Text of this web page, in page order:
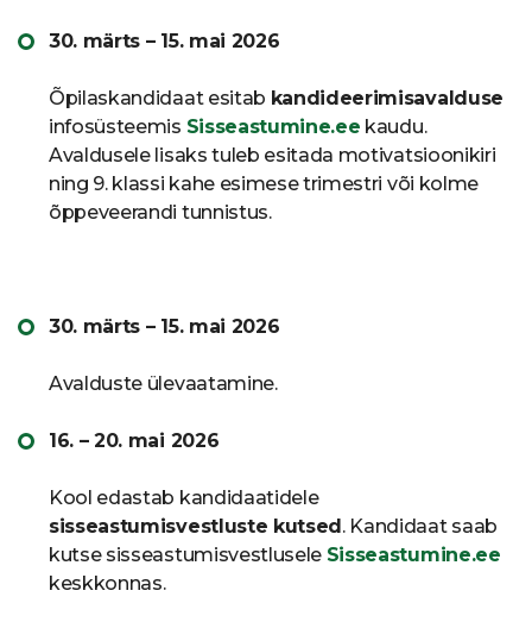
30. märts – 15. mai 2026
Õpilaskandidaat esitab kandideerimisavalduse
infosüsteemis Sisseastumine.ee kaudu.
Avaldusele lisaks tuleb esitada motivatsioonikiri
ning 9. klassi kahe esimese trimestri või kolme
õppeveerandi tunnistus.
30. märts – 15. mai 2026
Avalduste ülevaatamine.
16. – 20. mai 2026
Kool edastab kandidaatidele
sisseastumisvestluste kutsed. Kandidaat saab
kutse sisseastumisvestlusele Sisseastumine.ee
keskkonnas.